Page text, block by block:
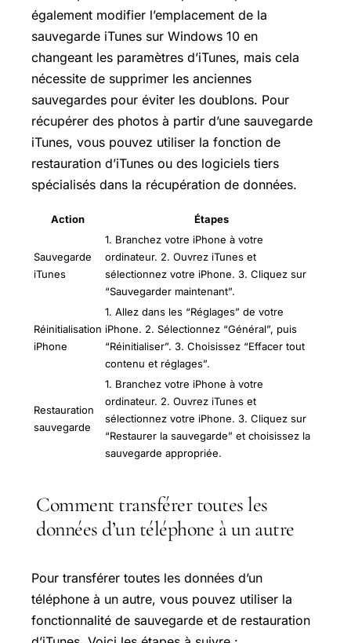
également modifier l’emplacement de la
sauvegarde iTunes sur Windows 10 en
changeant les paramètres d’iTunes, mais cela
nécessite de supprimer les anciennes
sauvegardes pour éviter les doublons. Pour
récupérer des photos à partir d’une sauvegarde
iTunes, vous pouvez utiliser la fonction de
restauration d’iTunes ou des logiciels tiers
spécialisés dans la récupération de données.
Action Étapes
Sauvegarde
iTunes
1. Branchez votre iPhone à votre
ordinateur. 2. Ouvrez iTunes et
sélectionnez votre iPhone. 3. Cliquez sur
“Sauvegarder maintenant”.
Réinitialisation
iPhone
1. Allez dans les “Réglages” de votre
iPhone. 2. Sélectionnez “Général”, puis
“Réinitialiser”. 3. Choisissez “Effacer tout
contenu et réglages”.
Restauration
sauvegarde
1. Branchez votre iPhone à votre
ordinateur. 2. Ouvrez iTunes et
sélectionnez votre iPhone. 3. Cliquez sur
“Restaurer la sauvegarde” et choisissez la
sauvegarde appropriée.
Comment transférer toutes les
données d’un téléphone à un autre
Pour transférer toutes les données d’un
téléphone à un autre, vous pouvez utiliser la
fonctionnalité de sauvegarde et de restauration